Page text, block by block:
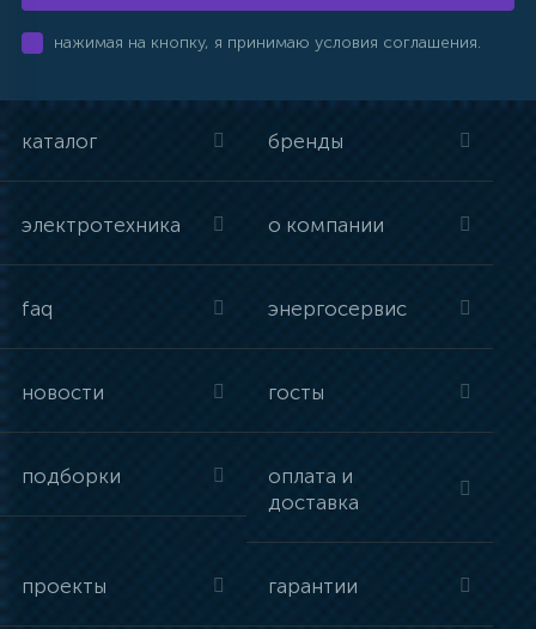
нажимая на кнопку, я принимаю условия соглашения.
каталог бренды
электротехника о компании
faq энергосервис
новости госты
подборки
оплата и
доставка
проекты гарантии